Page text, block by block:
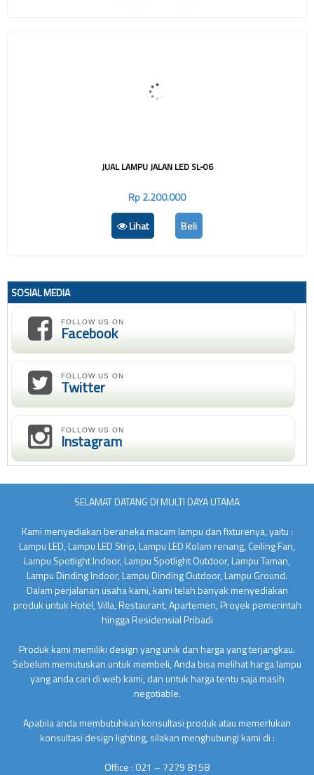
JUAL LAMPU JALAN LED SL-06
Rp 2.200.000
Lihat
Beli
SOSIAL MEDIA
FOLLOW US ON
Facebook
FOLLOW US ON
Twitter
FOLLOW US ON
Instagram
SELAMAT DATANG DI MULTI DAYA UTAMA
Kami menyediakan beraneka macam lampu dan fixturenya, yaitu :
Lampu LED, Lampu LED Strip, Lampu LED Kolam renang, Ceiling Fan,
Lampu Spotlight Indoor, Lampu Spotlight Outdoor, Lampu Taman,
Lampu Dinding Indoor, Lampu Dinding Outdoor, Lampu Ground.
Dalam perjalanan usaha kami, kami telah banyak menyediakan
produk untuk Hotel, Villa, Restaurant, Apartemen, Proyek pemerintah
hingga Residensial Pribadi
Produk kami memiliki design yang unik dan harga yang terjangkau.
Sebelum memutuskan untuk membeli, Anda bisa melihat harga lampu
yang anda cari di web kami, dan untuk harga tentu saja masih
negotiable.
Apabila anda membutuhkan konsultasi produk atau memerlukan
konsultasi design lighting, silakan menghubungi kami di :
Office : 021 – 7279 8158